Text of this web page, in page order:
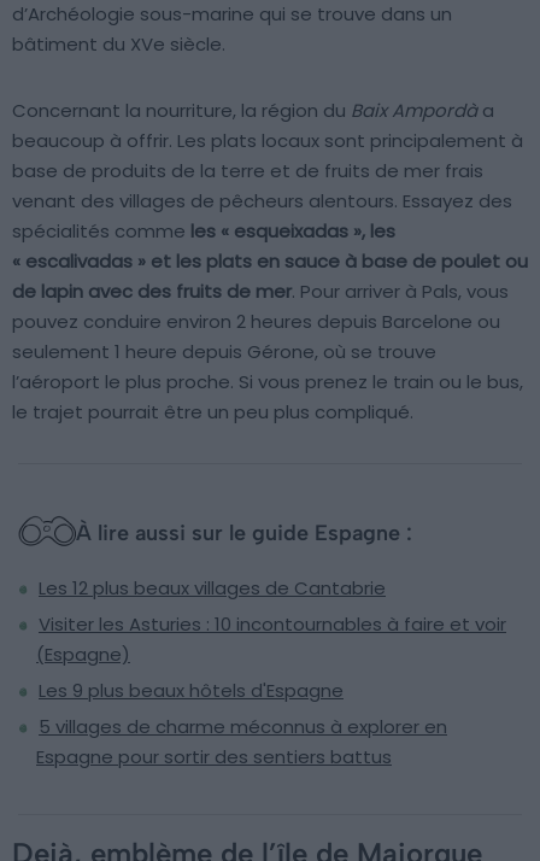
d’Archéologie sous-marine qui se trouve dans un
bâtiment du XVe siècle.
Concernant la nourriture, la région du Baix Ampordàa
beaucoup à offrir. Les plats locaux sont principalement à
base de produits de la terre et de fruits de mer frais
venant des villages de pêcheurs alentours. Essayez des
spécialités comme les « esqueixadas », les
« escalivadas » et les plats en sauce à base de poulet ou
de lapin avec des fruits de mer. Pour arriver à Pals, vous
pouvez conduire environ 2 heures depuis Barcelone ou
seulement 1 heure depuis Gérone, où se trouve
l’aéroport le plus proche. Si vous prenez le train ou le bus,
le trajet pourrait être un peu plus compliqué.
À lire aussi sur le guide Espagne :
Les 12 plus beaux villages de Cantabrie
Visiter les Asturies : 10 incontournables à faire et voir
(Espagne)
Les 9 plus beaux hôtels d'Espagne
5 villages de charme méconnus à explorer en
Espagne pour sortir des sentiers battus
Deià, emblème de l’île de Majorque